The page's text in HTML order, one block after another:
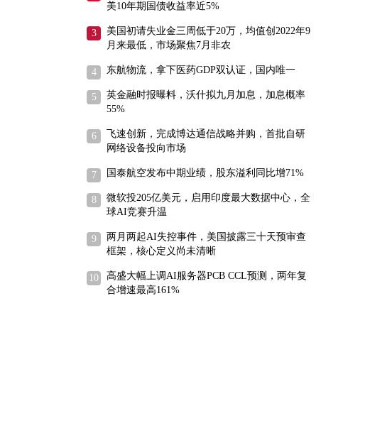
美10年期国债收益率近5%
美国初请失业金三周低于20万，均值创2022年9
月来最低，市场聚焦7月非农
东航物流，拿下医药GDP双认证，国内唯一
英金融时报曝料，沃什拟九月加息，加息概率
55%
飞速创新，完成博达通信战略并购，首批自研
网络设备投向市场
国泰航空发布中期业绩，股东溢利同比增71%
微软投205亿美元，启用印度最大数据中心，全
球AI竞赛升温
两月两起AI失控事件，美国披露三十天预审查
框架，核心定义尚未清晰
高盛大幅上调AI服务器PCB CCL预测，两年复
合增速最高161%